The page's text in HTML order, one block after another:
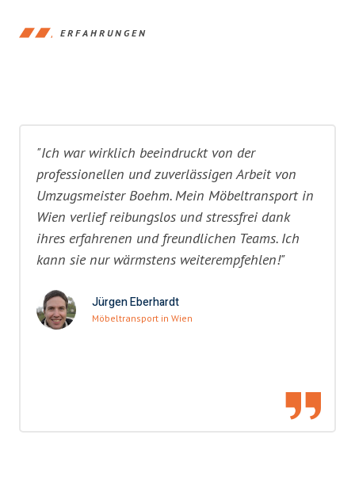
ERFAHRUNGEN
"Ich war wirklich beeindruckt von der
professionellen und zuverlässigen Arbeit von
Umzugsmeister Boehm. Mein Möbeltransport in
Wien verlief reibungslos und stressfrei dank
ihres erfahrenen und freundlichen Teams. Ich
kann sie nur wärmstens weiterempfehlen!"
Jürgen Eberhardt
Möbeltransport in Wien